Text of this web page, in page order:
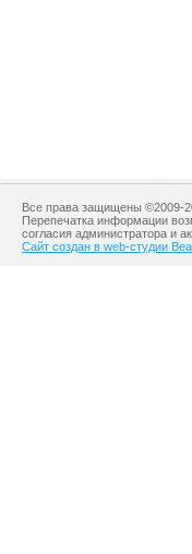
Все права защищены ©2009-
Перепечатка информации
согласия администратора и
Сайт создан в web-студии